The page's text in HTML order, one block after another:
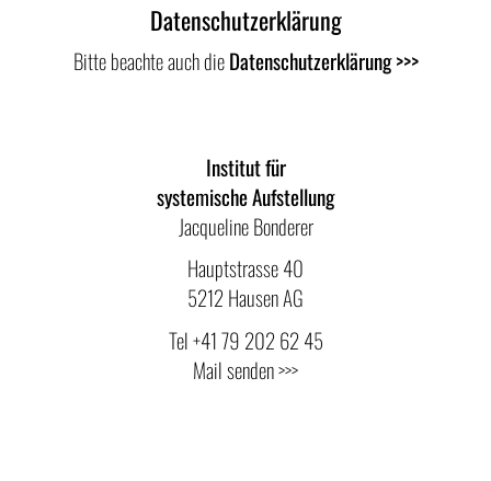
Datenschutzerklärung
Bitte beachte auch dieDatenschutzerklärung >>>
Institut für
systemische Aufstellung
Jacqueline Bonderer
Hauptstrasse 40
5212 Hausen AG
Tel+41 79 202 62 45
Mail senden >>>